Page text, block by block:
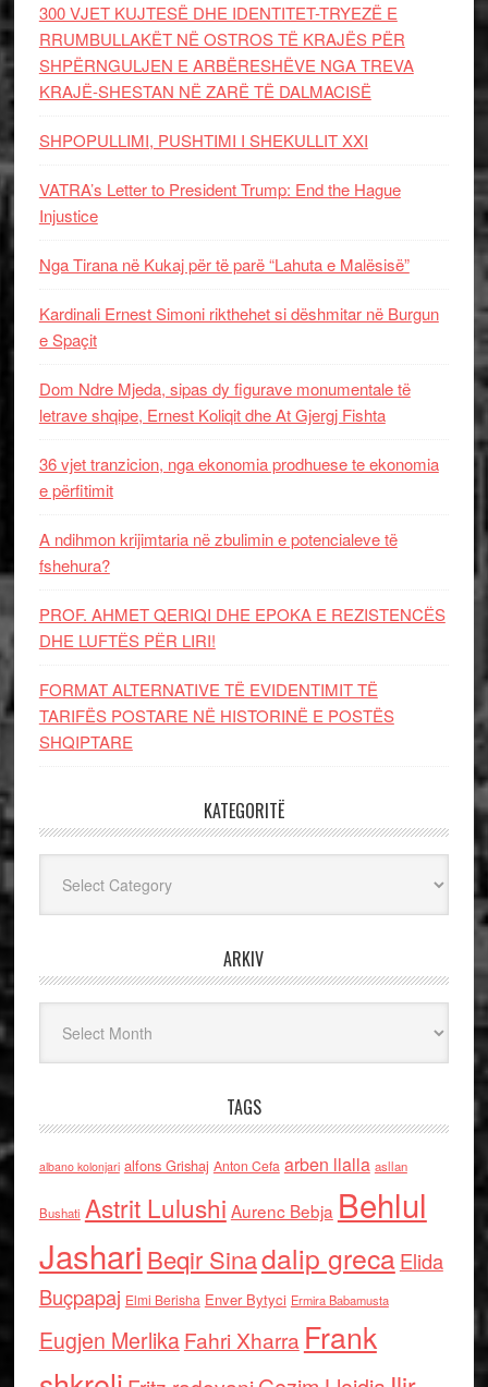
300 VJET KUJTESË DHE IDENTITET-TRYEZË E
RRUMBULLAKËT NË OSTROS TË KRAJËS PËR
SHPËRNGULJEN E ARBËRESHËVE NGA TREVA
KRAJË-SHESTAN NË ZARË TË DALMACISË
SHPOPULLIMI, PUSHTIMI I SHEKULLIT XXI
VATRA’s Letter to President Trump: End the Hague
Injustice
Nga Tirana në Kukaj për të parë “Lahuta e Malësisë”
Kardinali Ernest Simoni rikthehet si dëshmitar në Burgun
e Spaçit
Dom Ndre Mjeda, sipas dy figurave monumentale të
letrave shqipe, Ernest Koliqit dhe At Gjergj Fishta
36 vjet tranzicion, nga ekonomia prodhuese te ekonomia
e përfitimit
A ndihmon krijimtaria në zbulimin e potencialeve të
fshehura?
PROF. AHMET QERIQI DHE EPOKA E REZISTENCЁS
DHE LUFTЁS PЁR LIRI!
FORMAT ALTERNATIVE TË EVIDENTIMIT TË
TARIFËS POSTARE NË HISTORINË E POSTËS
SHQIPTARE
KATEGORITË
ARKIV
TAGS
albano kolonjari alfons Grishaj Anton Cefa arben llalla asllan
Bushati Astrit Lulushi Aurenc Bebja Behlul
Jashari Beqir Sinadalip grecaElida
Buçpapaj Elmi Berisha Enver Bytyci Ermira Babamusta
Eugjen MerlikaFahri Xharra Frank